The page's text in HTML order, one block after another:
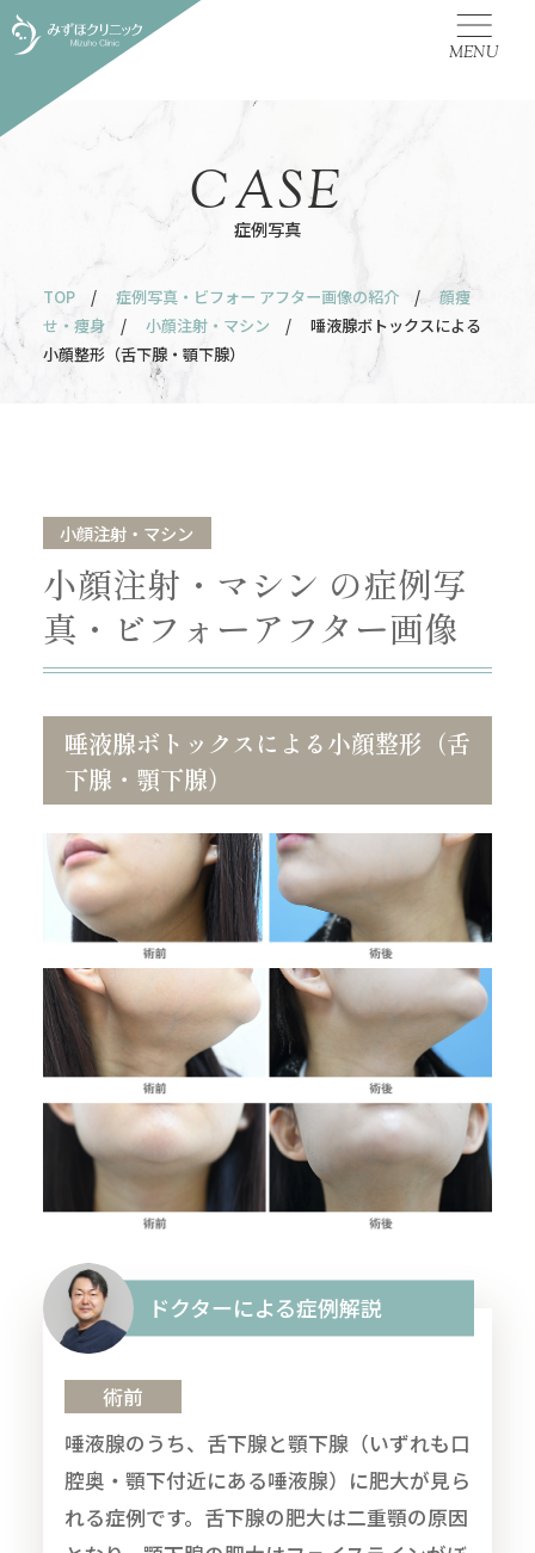
MENU
症例写真
CASE
TOP / 症例写真・ビフォー アフター画像の紹介 /
顔痩
せ・痩身
/ 小顔注射・マシン
/ 唾液腺ボトックスによる
小顔整形（舌下腺・顎下腺）
小顔注射・マシン
小顔注射・マシン の症例写
真・ビフォーアフター画像
唾液腺ボトックスによる小顔整形（舌
下腺・顎下腺）
ドクターによる症例解説
術前
唾液腺のうち、舌下腺と顎下腺（いずれも口
腔奥・顎下付近にある唾液腺）に肥大が見ら
れる症例です。舌下腺の肥大は二重顎の原因